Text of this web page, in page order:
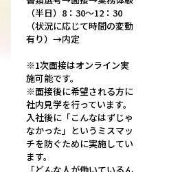
（半日）8：30～12：30
（状況に応じて時間の変動
有り）→内定
※1次面接はオンライン実
施可能です。
※面接後に希望される方に
社内見学を行っています。
入社後に「こんなはずじゃ
なかった」というミスマッ
チを防ぐために実施してい
ます。